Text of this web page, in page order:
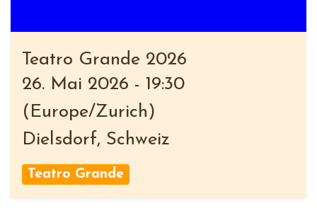
Teatro Grande 2026
26. Mai 2026 - 19:30
( Europe/Zurich )
Dielsdorf, Schweiz
Teatro Grande